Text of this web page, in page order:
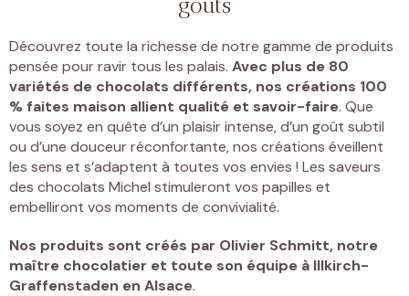
Découvrez toute la richesse de notre gamme de produits
pensée pour ravir tous les palais. Avec plus de 80
variétés de chocolats différents, nos créations 100
% faites maison allient qualité et savoir-faire. Que
vous soyez en quête d’un plaisir intense, d’un goût subtil
ou d’une douceur réconfortante, nos créations éveillent
les sens et s’adaptent à toutes vos envies ! Les saveurs
des chocolats Michel stimuleront vos papilles et
embelliront vos moments de convivialité.
Nos produits sont créés par Olivier Schmitt, notre
maître chocolatier et toute son équipe à Illkirch-
Graffenstaden en Alsace.